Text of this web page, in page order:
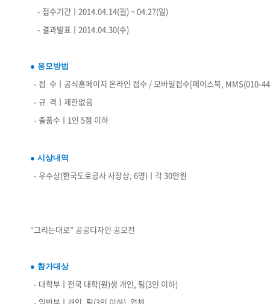
- 접수기간ㅣ2014.04.14(월) ~ 04.27(일)
- 결과발표ㅣ2014.04.30(수)
● 응모방법
- 접 수ㅣ공식홈페이지 온라인 접수 / 모바일접수[페이스북, MMS(010-
- 규 격ㅣ제한없음
- 출품수ㅣ1인 5점 이하
● 시상내역
- 우수상(한국도로공사 사장상, 6명)ㅣ각 30만원
“그리는대로” 공공디자인 공모전
● 참가대상
- 대학부ㅣ전국 대학(원)생 개인, 팀(3인 이하)